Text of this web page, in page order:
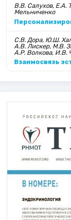
В.В. Салухов, Е.А.
Мельниченко
С.В. Дора, Ю.Ш.
А.В. Лискер, М.В.
А.Р. Волкова, И.В.
Взаимосвязь